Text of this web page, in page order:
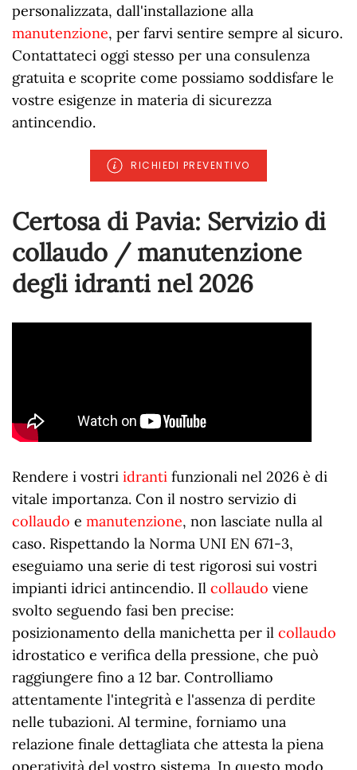
personalizzata, dall'installazione alla
manutenzione, per farvi sentire sempre al sicuro.
Contattateci oggi stesso per una consulenza
gratuita e scoprite come possiamo soddisfare le
vostre esigenze in materia di sicurezza
antincendio.
RICHIEDI PREVENTIVO
Certosa di Pavia: Servizio di
collaudo / manutenzione
degli idranti nel 2026
Rendere i vostri idranti funzionali nel 2026 è di
vitale importanza. Con il nostro servizio di
collaudo e manutenzione, non lasciate nulla al
caso. Rispettando la Norma UNI EN 671-3,
eseguiamo una serie di test rigorosi sui vostri
impianti idrici antincendio. Il collaudo viene
svolto seguendo fasi ben precise:
posizionamento della manichetta per il collaudo
idrostatico e verifica della pressione, che può
raggiungere fino a 12 bar. Controlliamo
attentamente l'integrità e l'assenza di perdite
nelle tubazioni. Al termine, forniamo una
relazione finale dettagliata che attesta la piena
operatività del vostro sistema. In questo modo,